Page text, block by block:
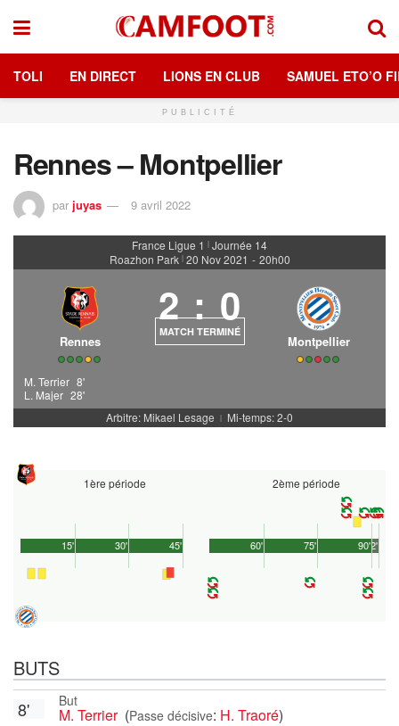
TOLI EN DIRECT LIONS EN CLUB SAMUEL ETO’O
PUBLICITÉ
Rennes – Montpellier
par juyas 9 avril 2022
France Ligue 1 | Journée 14
Roazhon Park | 20 Nov 2021 - 20h00
Rennes
2 : 0
MATCH TERMINÉ
Montpellier
M. Terrier 8'
L. Majer 28'
Arbitre: Mikael Lesage
| Mi-temps: 2-0
1ère période
45'
15' 30'
2ème période
90'
60' 75' 2'
BUTS
But
M. Terrier (Passe décisive: H. Traoré)
8'